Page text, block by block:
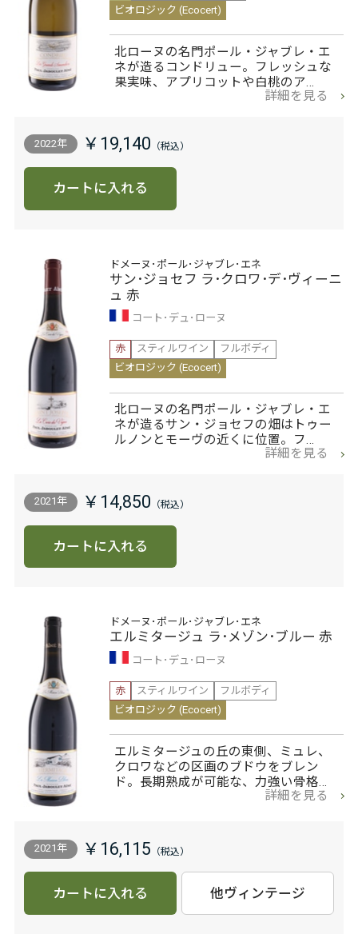
ビオロジック (Ecocert)
北ローヌの名門ポール・ジャブレ・エ
ネが造るコンドリュー。フレッシュな
果実味、アプリコットや白桃のア…
詳細を見る
2022年 ￥19,140
カートに入れる
ドメーヌ･ポール･ジャブレ･エネ
サン･ジョセフ ラ･クロワ･デ･ヴィーニ
ュ 赤
コート･デュ･ローヌ
赤
スティルワイン
フルボディ
ビオロジック (Ecocert)
北ローヌの名門ポール・ジャブレ・エ
ネが造るサン・ジョセフの畑はトゥー
ルノンとモーヴの近くに位置。フ…
詳細を見る
2021年 ￥14,850
カートに入れる
ドメーヌ･ポール･ジャブレ･エネ
エルミタージュ ラ･メゾン･ブルー 赤
コート･デュ･ローヌ
赤
スティルワイン
フルボディ
ビオロジック (Ecocert)
エルミタージュの丘の東側、ミュレ、
クロワなどの区画のブドウをブレン
ド。長期熟成が可能な、力強い骨格…
詳細を見る
2021年 ￥16,115
カートに入れる 他ヴィンテージ